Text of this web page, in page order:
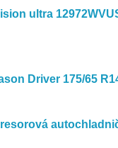
ultra
Driver 175/65